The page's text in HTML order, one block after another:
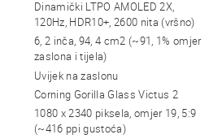
Dinamički LTPO AMOLED 2X,
120Hz, HDR10+, 2600 nita (vršno)
6, 2 inča, 94, 4 cm2 (~91, 1% omjer
zaslona i tijela)
Uvijek na zaslonu
Corning Gorilla Glass Victus 2
1080 x 2340 piksela, omjer 19, 5:9
(~416 ppi gustoća)